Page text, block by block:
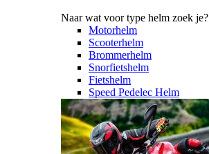
Naar wat voor type helm zoek je?
Motorhelm
Scooterhelm
Brommerhelm
Snorfietshelm
Fietshelm
Speed Pedelec Helm